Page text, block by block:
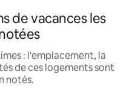
de vacances les
: l'emplacement, la
de ces logements sont
notés.